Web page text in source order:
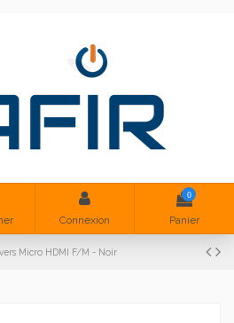
Connexion
0
Panier
Micro HDMI F/M - Noir